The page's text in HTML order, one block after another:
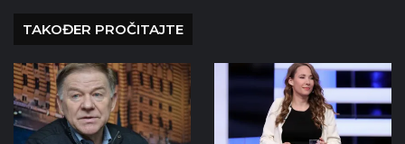
TAKOĐER PROČITAJTE